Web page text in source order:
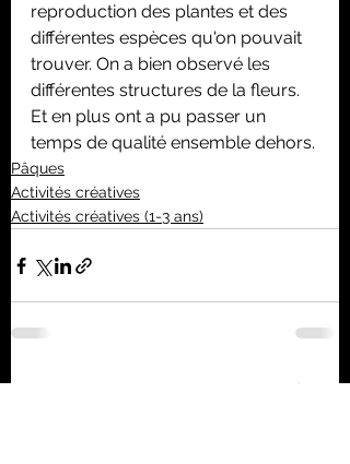
reproduction des plantes et des
différentes espèces qu'on pouvait
trouver. On a bien observé les
différentes structures de la fleurs.
Et en plus ont a pu passer un
temps de qualité ensemble dehors.
Pâques
Activités créatives
Activités créatives (1-3 ans)
Voir tout